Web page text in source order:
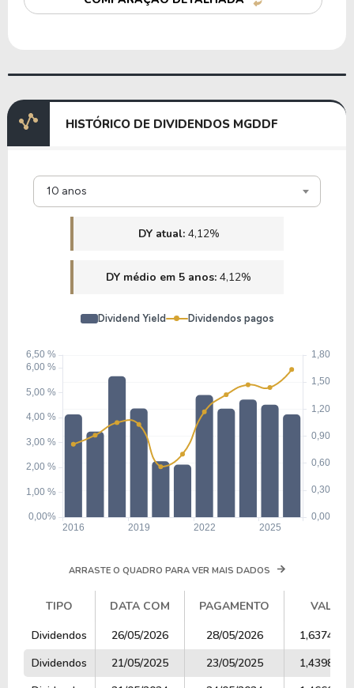
HISTÓRICO DE DIVIDENDOS MGDDF
10 anos
DY atual: 4,12%
DY médio em 5 anos: 4,12%
Dividend Yield Dividendos pagos
ARRASTE O QUADRO PARA VER MAIS DADOS
TIPO DATA COM PAGAMENTO
VALOR
TIPO
DATA COM PAGAMENTO VALOR
Dividendos 26/05/2026 28/05/2026
Dividendos
21/05/2025 23/05/2025